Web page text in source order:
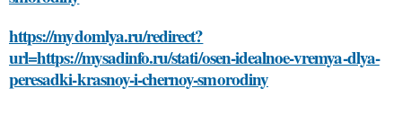
https://mydomlya.ru/redirect?
url=https://mysadinfo.ru/stati/osen-idealnoe-vremya-dlya-
peresadki-krasnoy-i-chernoy-smorodiny